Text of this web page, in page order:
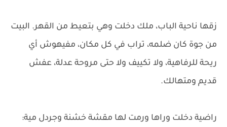
زقها ناحية الباب، ملك دخلت وهي بتعيط من القهر. البيت
من جوة كان ضلمه، تراب في كل مكان، مفيهوش أي
ريحة للرفاهية، ولا تكييف ولا حتى مروحة عدلة، عفش
قديم ومتهالك.
راضية دخلت وراها ورمت لها مقشة خشنة وجردل مية: